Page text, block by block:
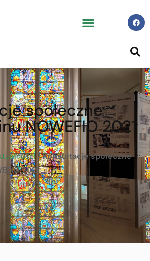
społeczne
NOWEFIO 2021
/Konsultacje społeczne
2021